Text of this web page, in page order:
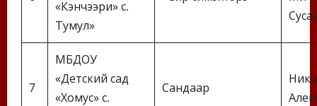
«Кэнчээри» с.
Тумул»
7
МБДОУ
«Детский сад
«Хомус» с.
Сандаар